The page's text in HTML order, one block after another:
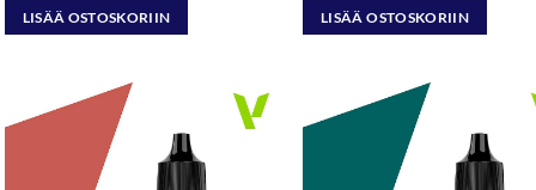
LISÄÄ OSTOSKORIIN LISÄÄ OSTOSKORIIN